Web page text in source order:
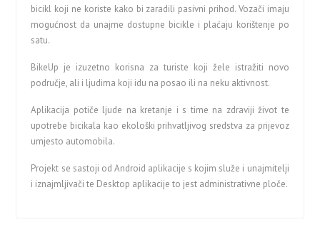
bicikl koji ne koriste kako bi zaradili pasivni prihod. Vozači imaju
mogućnost da unajme dostupne bicikle i plaćaju korištenje po
satu.
BikeUp je izuzetno korisna za turiste koji žele istražiti novo
područje, ali i ljudima koji idu na posao ili na neku aktivnost.
Aplikacija potiče ljude na kretanje i s time na zdraviji život te
upotrebe bicikala kao ekološki prihvatljivog sredstva za prijevoz
umjesto automobila.
Projekt se sastoji od Android aplikacije s kojim služe i unajmitelji
i iznajmljivači te Desktop aplikacije to jest administrativne ploče.